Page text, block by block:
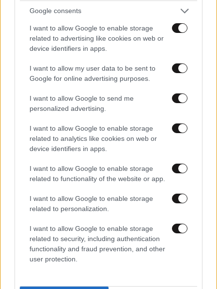
Google consents
I want to allow Google to enable storage
related to advertising like cookies on web or
device identifiers in apps.
I want to allow my user data to be sent to
Google for online advertising purposes.
I want to allow Google to send me
personalized advertising.
I want to allow Google to enable storage
related to analytics like cookies on web or
device identifiers in apps.
I want to allow Google to enable storage
related to functionality of the website or app.
I want to allow Google to enable storage
related to personalization.
I want to allow Google to enable storage
related to security, including authentication
functionality and fraud prevention, and other
user protection.
με πράσο ή να το ψήσετε χωρίς 1-2 τρυπούλες και τα
Απαντήστε
Λουκανικος 25·07·2021 05:17
αρχή, κοντά μετά.
Πρωταπριλιά 24·07·2021 13:32
μουσουλμάνων προσφύγων λέγοντας τους ότι είναι
βόδινα και όταν τα φάνε να τους ενημερώνεις από τα
Απαντήστε